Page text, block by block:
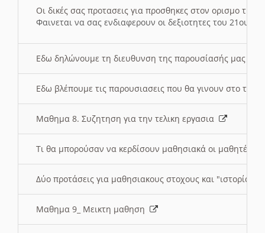
Οι δικές σας προτασεις για προσθηκες στον ορισμο
Φαινεται να σας ενδιαφερουν οι δεξιοτητες του 21ου
Εδω δηλώνουμε τη διευθυνση της παρουσίασής μας
Εδω βλέπουμε τις παρουσιασεις που θα γινουν στο
Μαθημα 8. Συζητηση για την τελικη εργασια
Τι θα μπορούσαν να κερδίσουν μαθησιακά οι μαθητές/
Δύο προτάσεις για μαθησιακους στοχους και "ιστορία"
Μαθημα 9_ Μεικτη μαθηση